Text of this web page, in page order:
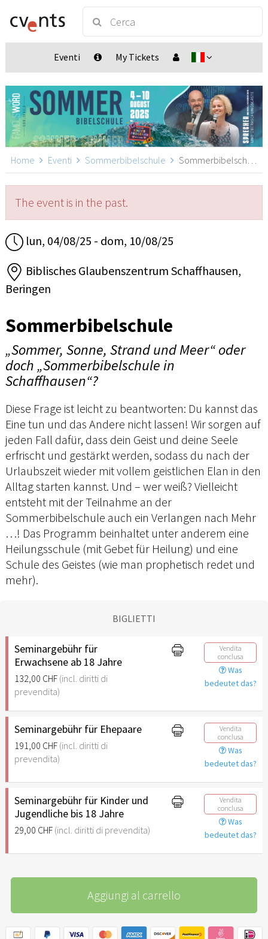
Eventi My Tickets
Home Eventi Sommerbibelschule Sommerbibelschule, Beringen
The event is in the past.
lun, 04/08/25 - dom, 10/08/25
Biblisches Glaubenszentrum Schaffhausen,
Beringen
Sommerbibelschule
„Sommer, Sonne, Strand und Meer“ oder
doch „Sommerbibelschule in
Schaffhausen“?
Diese Frage ist leicht zu beantworten: Du kannst das
Eine tun und das Andere nicht lassen! Wir sorgen auf
jeden Fall dafür, dass dein Geist und deine Seele
erfrischt und gestärkt werden, sodass du nach der
Urlaubszeit wieder mit vollem geistlichen Elan in den
Alltag starten kannst. Und – wer weiß? Vielleicht
entsteht mit der Teilnahme an der
Sommerbibelschule auch ein Verlangen nach Mehr
…! Das Programm beinhaltet unter anderem eine
Heilungsschule (mit Gebet für Heilung) und eine
Schule des Geistes (wie man prophetisch redet und
mehr).
BIGLIETTI
Seminargebühr für
Erwachsene ab 18 Jahre
132,00 CHF (incl. diritti di
prevendita)
Vendita
conclusa
Was
bedeutet das?
Seminargebühr für Ehepaare
191,00 CHF (incl. diritti di
prevendita)
Vendita
conclusa
Was
bedeutet das?
Seminargebühr für Kinder und
Jugendliche bis 18 Jahre
29,00 CHF (incl. diritti di prevendita)
Vendita
conclusa
Was
bedeutet das?
Aggiungi al carrello